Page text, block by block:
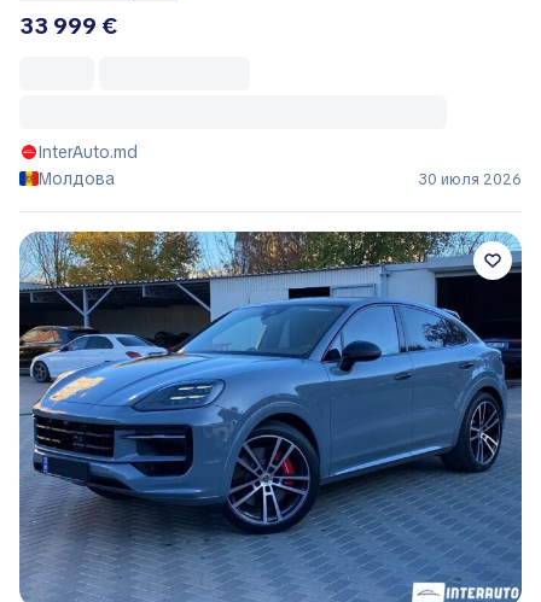
33 999 €
InterAuto.md
Молдова
30 июля 2026